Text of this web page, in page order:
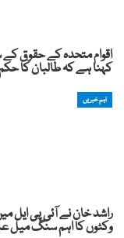
اقوام متحدہ کے حقوق کے
کہنا ہے کہ طالبان کا
اہم خبریں
وکٹوں کا اہم سنگ میل